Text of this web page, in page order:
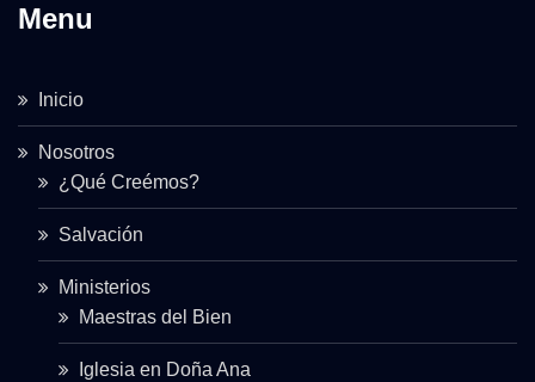
Menu
Inicio
Nosotros
¿Qué Creémos?
Salvación
Ministerios
Maestras del Bien
Iglesia en Doña Ana